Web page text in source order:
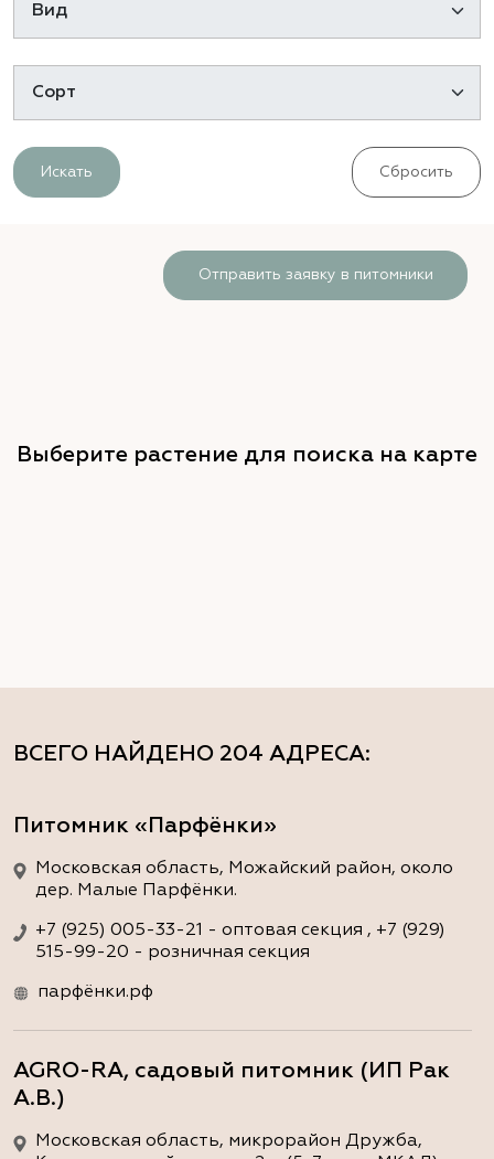
Искать Сбросить
ВСЕГО НАЙДЕНО 204 АДРЕСА:
Питомник «Парфёнки»
Московская область, Можайский район, около
дер. Малые Парфёнки.
+7 (925) 005-33-21 - оптовая секция , +7 (929)
515-99-20 - розничная секция
парфёнки.рф
AGRO-RA, садовый питомник (ИП Рак
А.В.)
Московская область, микрорайон Дружба,
Отправить заявку в питомники
Выберите растение для поиска на карте